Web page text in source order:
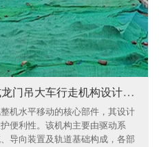
广西贺州龙门吊厂家 轨道式龙门吊大车行走机构设计要点解析
机水平移动的核心部件，其设计
便利性。该机构主要由驱动系
导向装置及轨道基础构成，各部